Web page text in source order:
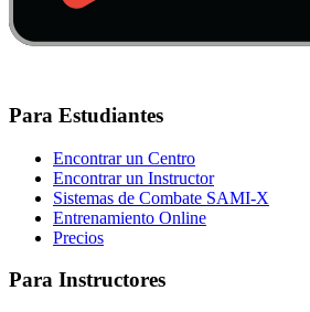
Para Estudiantes
Encontrar un Centro
Encontrar un Instructor
Sistemas de Combate SAMI-X
Entrenamiento Online
Precios
Para Instructores